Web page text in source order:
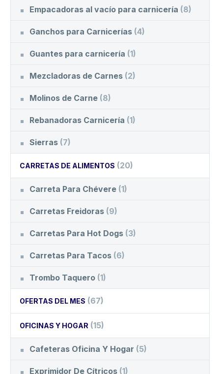
Empacadoras al vacío para carnicería (8)
Ganchos para Carnicerías (4)
Guantes para carnicería (1)
Mezcladoras de Carnes (2)
Molinos de Carne (8)
Rebanadoras Carnicería (1)
Sierras (7)
CARRETAS DE ALIMENTOS (20)
Carreta Para Chévere (1)
Carretas Freidoras (9)
Carretas Para Hot Dogs (3)
Carretas Para Tacos (6)
Trombo Taquero (1)
OFERTAS DEL MES (67)
OFICINAS Y HOGAR (15)
Cafeteras Oficina Y Hogar (5)
Exprimidor De Cítricos (1)